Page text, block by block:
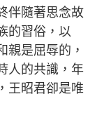
伴隨著思念故
的習俗，以
親是屈辱的，
人的共識，年
王昭君卻是唯